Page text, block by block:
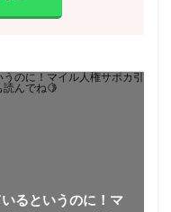
るというのに！マ